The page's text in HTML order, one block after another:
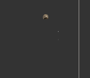
Alarcón
Canales,